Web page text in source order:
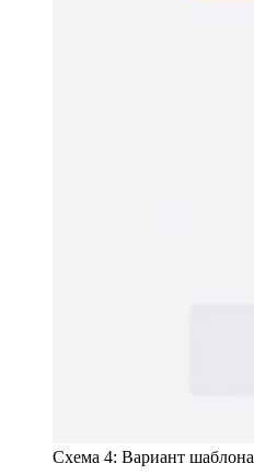
Схема 4: Вариант шаблона